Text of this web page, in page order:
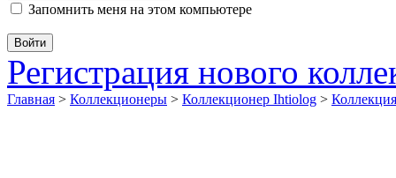
Запомнить меня на этом компьютере
Регистрация нового
Главная > Коллекционеры > Коллекционер Ihtiolog >